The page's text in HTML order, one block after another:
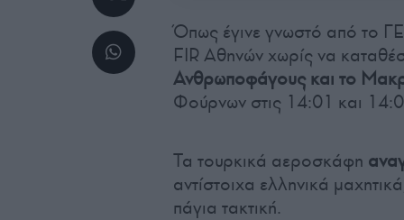
Όπως έγινε γνωστό από το
FIR Αθηνών χωρίς να
Ανθρωποφάγους και το
Φούρνων στις 14:01 και
Τα τουρκικά αεροσκάφη
αντίστοιχα ελληνικά
πάγια τακτική.